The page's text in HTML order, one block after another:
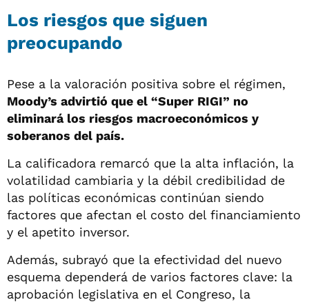
Los riesgos que siguen
preocupando
Pese a la valoración positiva sobre el régimen,
Moody’s advirtió que el “Super RIGI” no
eliminará los riesgos macroeconómicos y
soberanos del país.
La calificadora remarcó que la alta inflación, la
volatilidad cambiaria y la débil credibilidad de
las políticas económicas continúan siendo
factores que afectan el costo del financiamiento
y el apetito inversor.
Además, subrayó que la efectividad del nuevo
esquema dependerá de varios factores clave: la
aprobación legislativa en el Congreso, la